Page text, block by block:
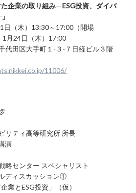
企業の取り組み─ ESG投資、ダイバ
日（木）13:30～17:00（開場
月24日（木）17:00
代田区大手町１-３-７日経ビル３階
11006/
リティ高等研究所 所長
演
略センター スペシャリスト
ディスカッション①
業とESG投資」（仮）